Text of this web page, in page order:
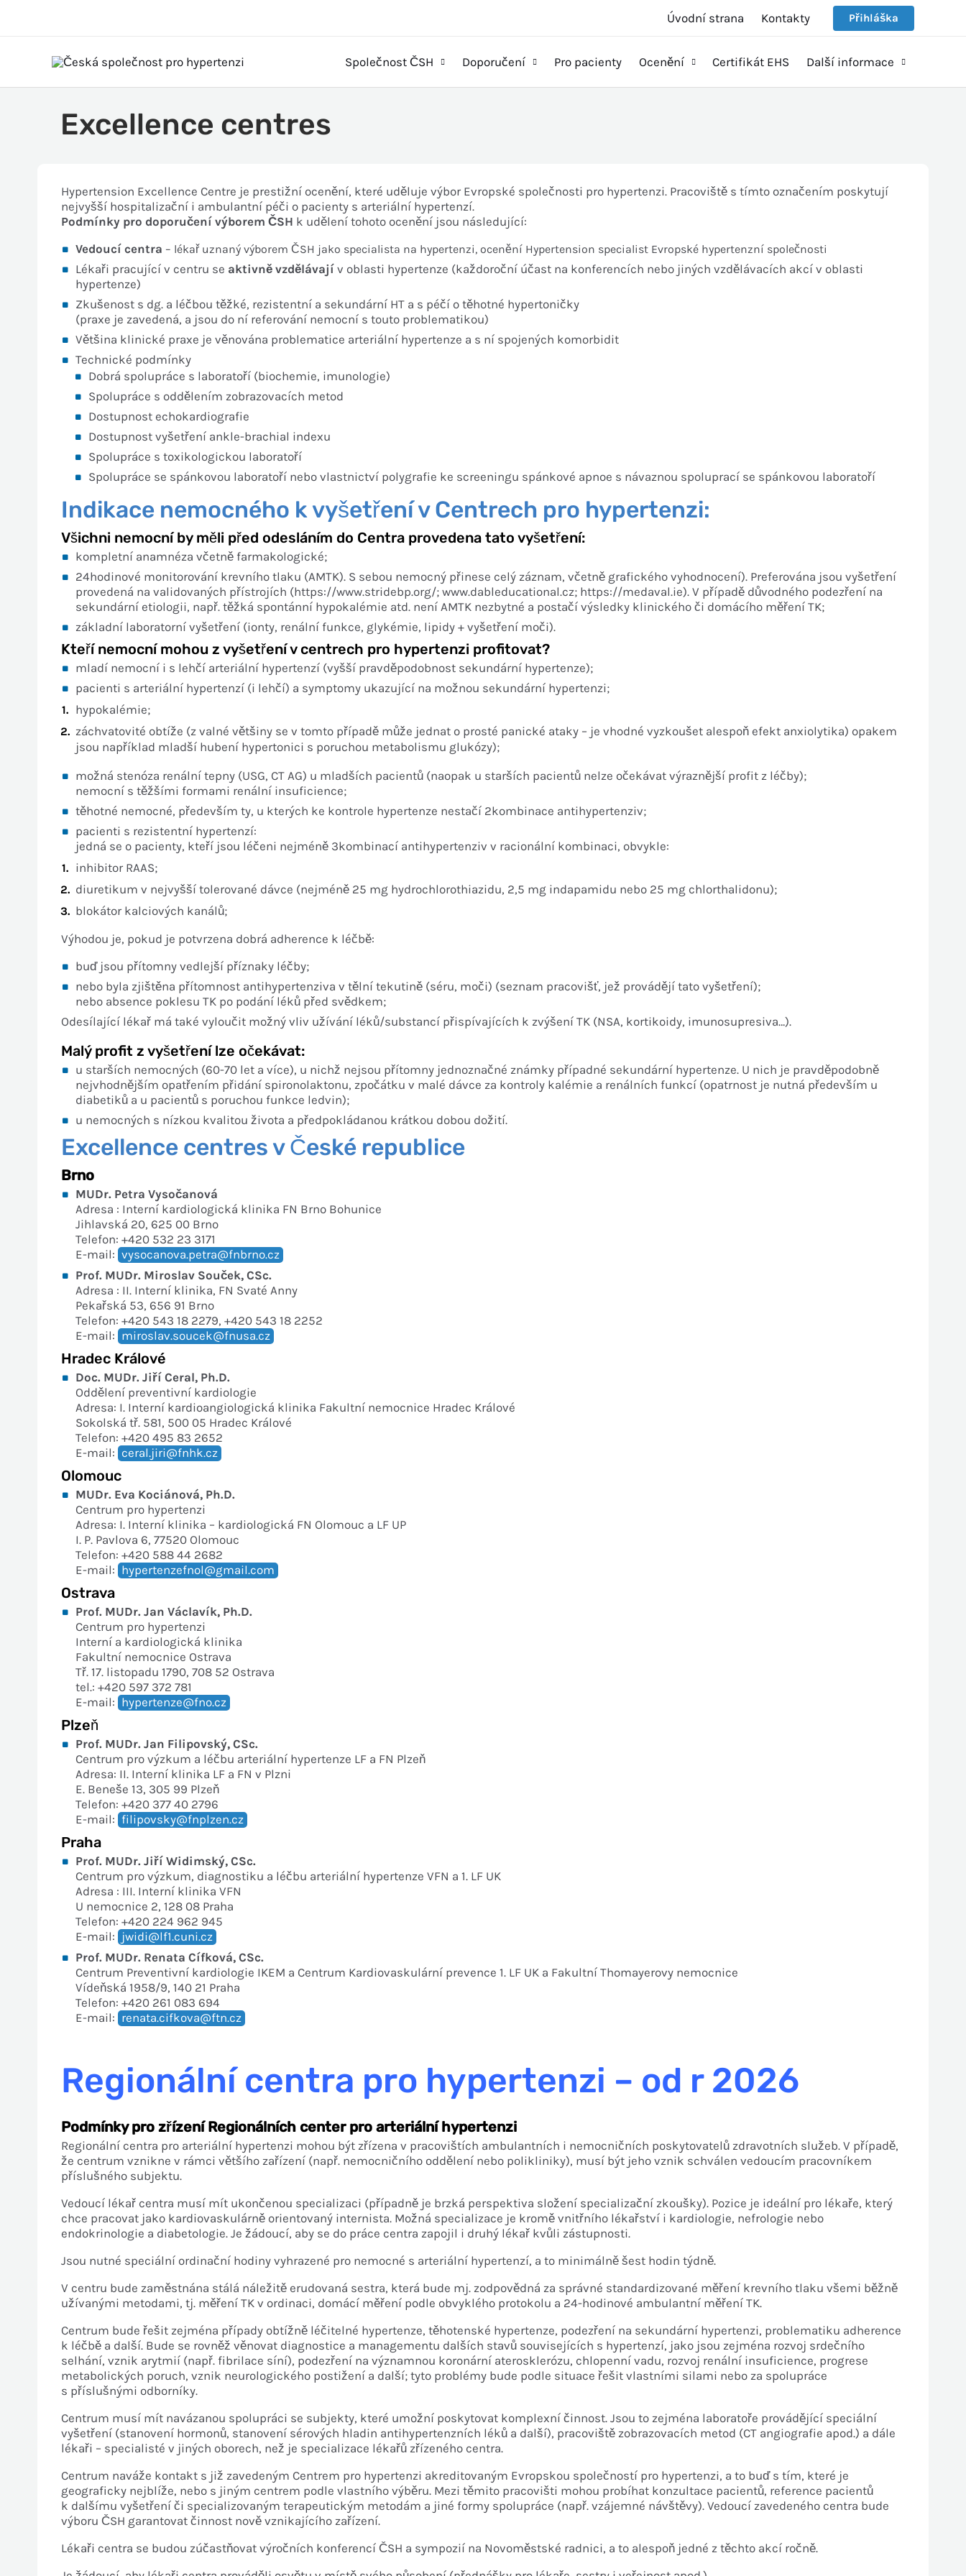
Úvodní strana Kontakty Přihláška
Společnost ČSH Doporučení Pro pacienty Ocenění Certifikát EHS Další informace
Excellence centres
Hypertension Excellence Centre je prestižní ocenění, které uděluje výbor Evropské společnosti pro hypertenzi. Pracoviště s tímto označením poskytují
nejvyšší hospitalizační i ambulantní péči o pacienty s arteriální hypertenzí.
Podmínky pro doporučení výborem ČSH k udělení tohoto ocenění jsou následující:
Vedoucí centra – lékař uznaný výborem ČSH jako specialista na hypertenzi, ocenění Hypertension specialist Evropské hypertenzní společnosti
Lékaři pracující v centru se aktivně vzdělávají v oblasti hypertenze (každoroční účast na konferencích nebo jiných vzdělávacích akcí v oblasti
hypertenze)
Zkušenost s dg. a léčbou těžké, rezistentní a sekundární HT a s péčí o těhotné hypertoničky
(praxe je zavedená, a jsou do ní referování nemocní s touto problematikou)
Většina klinické praxe je věnována problematice arteriální hypertenze a s ní spojených komorbidit
Technické podmínky
Dobrá spolupráce s laboratoří (biochemie, imunologie)
Spolupráce s oddělením zobrazovacích metod
Dostupnost echokardiografie
Dostupnost vyšetření ankle-brachial indexu
Spolupráce s toxikologickou laboratoří
Spolupráce se spánkovou laboratoří nebo vlastnictví polygrafie ke screeningu spánkové apnoe s návaznou spoluprací se spánkovou laboratoří
Indikace nemocného k vyšetření v Centrech pro hypertenzi:
Všichni nemocní by měli před odesláním do Centra provedena tato vyšetření:
kompletní anamnéza včetně farmakologické;
24hodinové monitorování krevního tlaku (AMTK). S sebou nemocný přinese celý záznam, včetně grafického vyhodnocení). Preferována jsou vyšetření
provedená na validovaných přístrojích (https://www.stridebp.org/; www.dableducational.cz; https://medaval.ie). V případě důvodného podezření na
sekundární etiologii, např. těžká spontánní hypokalémie atd. není AMTK nezbytné a postačí výsledky klinického či domácího měření TK;
základní laboratorní vyšetření (ionty, renální funkce, glykémie, lipidy + vyšetření moči).
Kteří nemocní mohou z vyšetření v centrech pro hypertenzi profitovat?
mladí nemocní i s lehčí arteriální hypertenzí (vyšší pravděpodobnost sekundární hypertenze);
pacienti s arteriální hypertenzí (i lehčí) a symptomy ukazující na možnou sekundární hypertenzi;
hypokalémie;
záchvatovité obtíže (z valné většiny se v tomto případě může jednat o prosté panické ataky – je vhodné vyzkoušet alespoň efekt anxiolytika) opakem
jsou například mladší hubení hypertonici s poruchou metabolismu glukózy);
možná stenóza renální tepny (USG, CT AG) u mladších pacientů (naopak u starších pacientů nelze očekávat výraznější profit z léčby);
nemocní s těžšími formami renální insuficience;
těhotné nemocné, především ty, u kterých ke kontrole hypertenze nestačí 2kombinace antihypertenziv;
pacienti s rezistentní hypertenzí:
jedná se o pacienty, kteří jsou léčeni nejméně 3kombinací antihypertenziv v racionální kombinaci, obvykle:
inhibitor RAAS;
diuretikum v nejvyšší tolerované dávce (nejméně 25 mg hydrochlorothiazidu, 2,5 mg indapamidu nebo 25 mg chlorthalidonu);
blokátor kalciových kanálů;
Výhodou je, pokud je potvrzena dobrá adherence k léčbě:
buď jsou přítomny vedlejší příznaky léčby;
nebo byla zjištěna přítomnost antihypertenziva v tělní tekutině (séru, moči) (seznam pracovišť, jež provádějí tato vyšetření);
nebo absence poklesu TK po podání léků před svědkem;
Odesílající lékař má také vyloučit možný vliv užívání léků/substancí přispívajících k zvýšení TK (NSA, kortikoidy, imunosupresiva…).
Malý profit z vyšetření lze očekávat:
u starších nemocných (60-70 let a více), u nichž nejsou přítomny jednoznačné známky případné sekundární hypertenze. U nich je pravděpodobně
nejvhodnějším opatřením přidání spironolaktonu, zpočátku v malé dávce za kontroly kalémie a renálních funkcí (opatrnost je nutná především u
diabetiků a u pacientů s poruchou funkce ledvin);
u nemocných s nízkou kvalitou života a předpokládanou krátkou dobou dožití.
Excellence centres v České republice
Brno
MUDr. Petra Vysočanová
Adresa : Interní kardiologická klinika FN Brno Bohunice
Jihlavská 20, 625 00 Brno
Telefon: +420 532 23 3171
E-mail: vysocanova.petra@fnbrno.cz
Prof. MUDr. Miroslav Souček, CSc.
Adresa : II. Interní klinika, FN Svaté Anny
Pekařská 53, 656 91 Brno
Telefon: +420 543 18 2279, +420 543 18 2252
E-mail: miroslav.soucek@fnusa.cz
Hradec Králové
Doc. MUDr. Jiří Ceral, Ph.D.
Oddělení preventivní kardiologie
Adresa: I. Interní kardioangiologická klinika Fakultní nemocnice Hradec Králové
Sokolská tř. 581, 500 05 Hradec Králové
Telefon: +420 495 83 2652
E-mail: ceral.jiri@fnhk.cz
Olomouc
MUDr. Eva Kociánová, Ph.D.
Centrum pro hypertenzi
Adresa: I. Interní klinika – kardiologická FN Olomouc a LF UP
I. P. Pavlova 6, 77520 Olomouc
Telefon: +420 588 44 2682
E-mail: hypertenzefnol@gmail.com
Ostrava
Prof. MUDr. Jan Václavík, Ph.D.
Centrum pro hypertenzi
Interní a kardiologická klinika
Fakultní nemocnice Ostrava
Tř. 17. listopadu 1790, 708 52 Ostrava
tel.: +420 597 372 781
E-mail: hypertenze@fno.cz
Plzeň
Prof. MUDr. Jan Filipovský, CSc.
Centrum pro výzkum a léčbu arteriální hypertenze LF a FN Plzeň
Adresa: II. Interní klinika LF a FN v Plzni
E. Beneše 13, 305 99 Plzeň
Telefon: +420 377 40 2796
E-mail: filipovsky@fnplzen.cz
Praha
Prof. MUDr. Jiří Widimský, CSc.
Centrum pro výzkum, diagnostiku a léčbu arteriální hypertenze VFN a 1. LF UK
Adresa : III. Interní klinika VFN
U nemocnice 2, 128 08 Praha
Telefon: +420 224 962 945
E-mail: jwidi@lf1.cuni.cz
Prof. MUDr. Renata Cífková, CSc.
Centrum Preventivní kardiologie IKEM a Centrum Kardiovaskulární prevence 1. LF UK a Fakultní Thomayerovy nemocnice
Vídeňská 1958/9, 140 21 Praha
Telefon: +420 261 083 694
E-mail: renata.cifkova@ftn.cz
Regionální centra pro hypertenzi – od r 2026
Podmínky pro zřízení Regionálních center pro arteriální hypertenzi
Regionální centra pro arteriální hypertenzi mohou být zřízena v pracovištích ambulantních i nemocničních poskytovatelů zdravotních služeb. V případě,
že centrum vznikne v rámci většího zařízení (např. nemocničního oddělení nebo polikliniky), musí být jeho vznik schválen vedoucím pracovníkem
příslušného subjektu.
Vedoucí lékař centra musí mít ukončenou specializaci (případně je brzká perspektiva složení specializační zkoušky). Pozice je ideální pro lékaře, který
chce pracovat jako kardiovaskulárně orientovaný internista. Možná specializace je kromě vnitřního lékařství i kardiologie, nefrologie nebo
endokrinologie a diabetologie. Je žádoucí, aby se do práce centra zapojil i druhý lékař kvůli zástupnosti.
Jsou nutné speciální ordinační hodiny vyhrazené pro nemocné s arteriální hypertenzí, a to minimálně šest hodin týdně.
V centru bude zaměstnána stálá náležitě erudovaná sestra, která bude mj. zodpovědná za správné standardizované měření krevního tlaku všemi běžně
užívanými metodami, tj. měření TK v ordinaci, domácí měření podle obvyklého protokolu a 24-hodinové ambulantní měření TK.
Centrum bude řešit zejména případy obtížně léčitelné hypertenze, těhotenské hypertenze, podezření na sekundární hypertenzi, problematiku adherence
k léčbě a další. Bude se rovněž věnovat diagnostice a managementu dalších stavů souvisejících s hypertenzí, jako jsou zejména rozvoj srdečního
selhání, vznik arytmií (např. fibrilace síní), podezření na významnou koronární aterosklerózu, chlopenní vadu, rozvoj renální insuficience, progrese
metabolických poruch, vznik neurologického postižení a další; tyto problémy bude podle situace řešit vlastními silami nebo za spolupráce
s příslušnými odborníky.
Centrum musí mít navázanou spolupráci se subjekty, které umožní poskytovat komplexní činnost. Jsou to zejména laboratoře provádějící speciální
vyšetření (stanovení hormonů, stanovení sérových hladin antihypertenzních léků a další), pracoviště zobrazovacích metod (CT angiografie apod.) a dále
lékaři – specialisté v jiných oborech, než je specializace lékařů zřízeného centra.
Centrum naváže kontakt s již zavedeným Centrem pro hypertenzi akreditovaným Evropskou společností pro hypertenzi, a to buď s tím, které je
geograficky nejblíže, nebo s jiným centrem podle vlastního výběru. Mezi těmito pracovišti mohou probíhat konzultace pacientů, reference pacientů
k dalšímu vyšetření či specializovaným terapeutickým metodám a jiné formy spolupráce (např. vzájemné návštěvy). Vedoucí zavedeného centra bude
výboru ČSH garantovat činnost nově vznikajícího zařízení.
Lékaři centra se budou zúčastňovat výročních konferencí ČSH a sympozií na Novoměstské radnici, a to alespoň jedné z těchto akcí ročně.